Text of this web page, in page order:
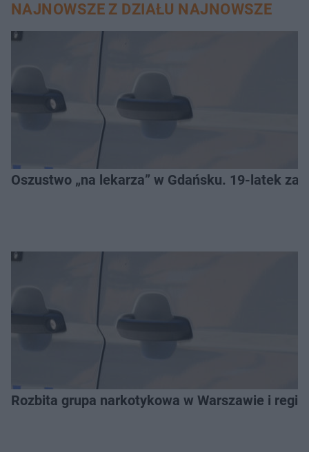
NAJNOWSZE Z DZIAŁU NAJNOWSZE
Oszustwo „na lekarza” w Gdańsku. 19-latek
Rozbita grupa narkotykowa w Warszawie i